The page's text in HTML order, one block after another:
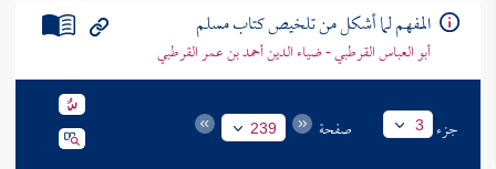
المفهم لما أشكل من تلخيص كتاب مسلم
أبو العباس القرطبي - ضياء الدين أحمد بن عمر القرطبي
جزء 3 صفحة 239